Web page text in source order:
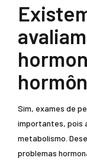
Sim, exames de
importantes, pois
metabolismo.
problemas